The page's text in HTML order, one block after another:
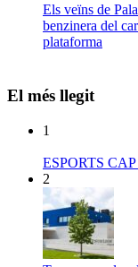
Els veïns de
benzinera del
plataforma
El més llegit
1
ESPORTS
2